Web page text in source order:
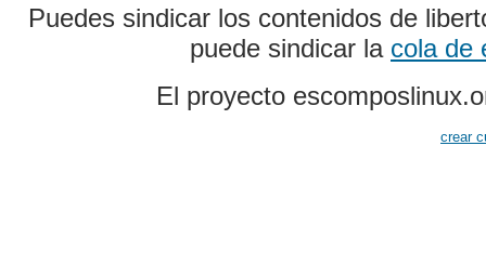
Puedes sindicar los contenidos de
puede sindicar la cola de
El proyecto
crear